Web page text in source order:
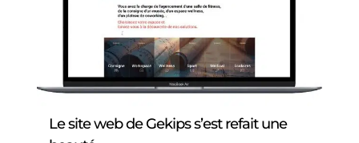
Le site web de Gekips s’est refait une